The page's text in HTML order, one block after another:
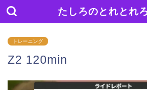
たしろのとれとれ
トレーニング
Z2 120min